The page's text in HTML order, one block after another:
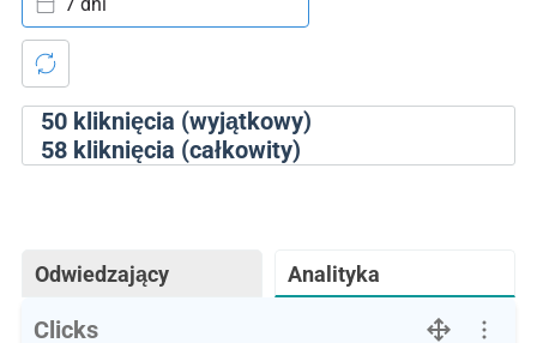
50kliknięcia (wyjątkowy)
58kliknięcia (całkowity)
Odwiedzający Analityka
Clicks